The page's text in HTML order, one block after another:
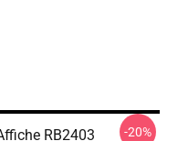
RB2403 -20%